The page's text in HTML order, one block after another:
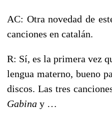
AC: Otra novedad de
canciones en catalán.
R: Sí, es la primera vez
lengua materno, bueno
discos. Las tres
Gabina y …